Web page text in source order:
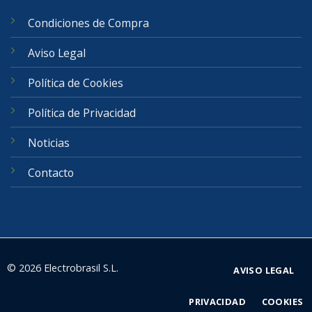
Condiciones de Compra
Aviso Legal
Política de Cookies
Política de Privacidad
Noticias
Contacto
© 2026 Electrobrasil S.L. AVISO LEGAL
PRIVACIDAD COOKIES